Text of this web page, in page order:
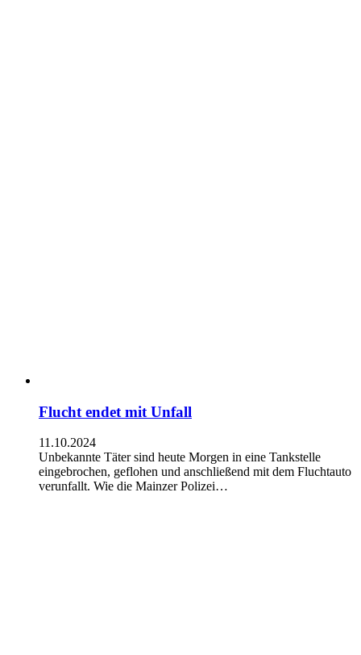
Flucht endet mit Unfall
11.10.2024
Unbekannte Täter sind heute Morgen in eine Tankstelle
eingebrochen, geflohen und anschließend mit dem Fluchtauto
verunfallt. Wie die Mainzer Polizei…